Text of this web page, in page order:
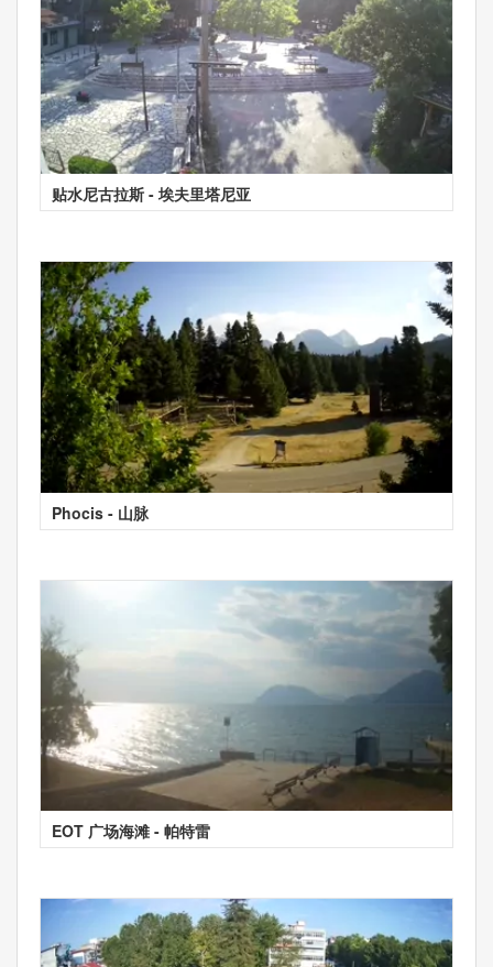
贴水尼古拉斯 - 埃夫里塔尼亚
Phocis - 山脉
EOT 广场海滩 - 帕特雷